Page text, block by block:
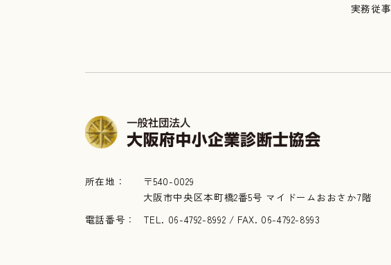
実務従事
所在地：
〒540-0029
大阪市中央区本町橋2番5号 マイドームおおさか7階
電話番号：
TEL. 06-4792-8992 / FAX. 06-4792-8993